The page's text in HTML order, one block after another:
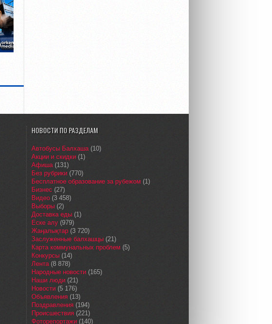
НОВОСТИ ПО РАЗДЕЛАМ
Автобусы Балхаша(10)
Акции и скидки (1)
Афиша(131)
Без рубрики (770)
Бесплатное образование за рубежом (1)
Бизнес (27)
Видео (3 458)
Выборы (2)
Доставка еды (1)
Еске алу (979)
Жаңалықтар (3 720)
Заслуженные балхашцы (21)
Карта коммунальных проблем (5)
Конкурсы (14)
Лента(8 878)
Народные новости (165)
Наши люди (21)
Новости (5 176)
Объявления (13)
Поздравления (194)
Происшествия (221)
Фоторепортажи (140)